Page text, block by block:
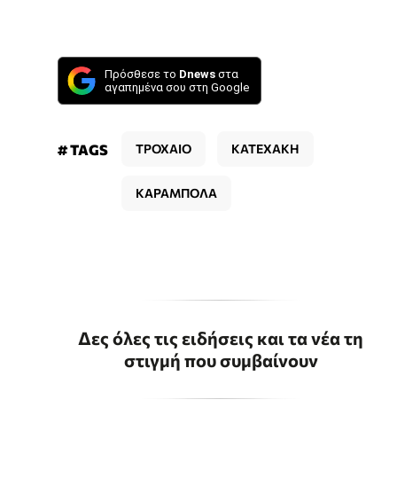
Πρόσθεσε το Dnews στα
αγαπημένα σου στη Google
# TAGS ΤΡΟΧΑΙΟ ΚΑΤΕΧΑΚΗ
ΚΑΡΑΜΠΟΛΑ
Δες όλες τις ειδήσεις και τα νέα τη
στιγμή που συμβαίνουν